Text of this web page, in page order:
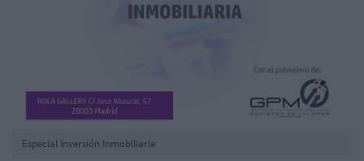
Especial Inversión Inmobiliaria